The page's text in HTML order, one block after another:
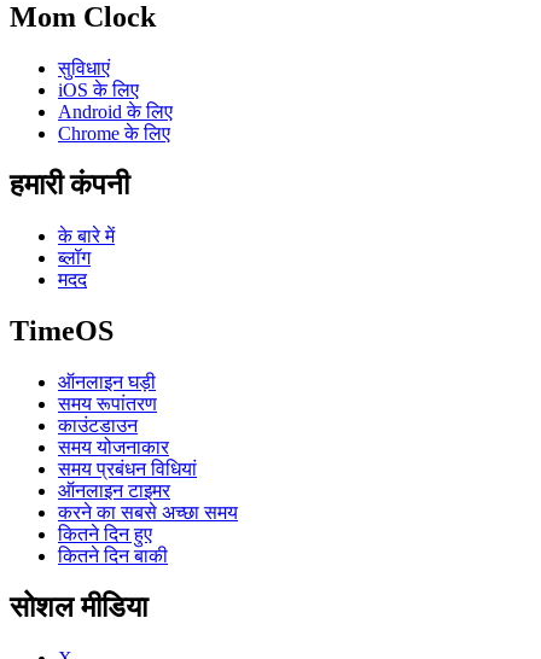
Mom Clock
सुविधाएं
iOS के लिए
Android के लिए
Chrome के लिए
हमारी कंपनी
के बारे में
ब्लॉग
मदद
TimeOS
ऑनलाइन घड़ी
समय रूपांतरण
काउंटडाउन
समय योजनाकार
समय प्रबंधन विधियां
ऑनलाइन टाइमर
करने का सबसे अच्छा समय
कितने दिन हुए
कितने दिन बाकी
सोशल मीडिया